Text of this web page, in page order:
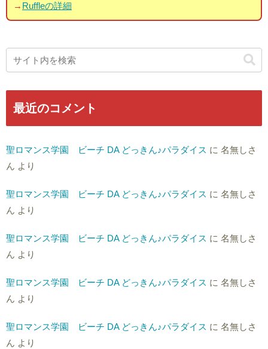
→ Ruffleの詳細
最近のコメント
聖ロマンス学園 ビーチ DA どっきん♪パラダイス に 名無しさ
ん より
聖ロマンス学園 ビーチ DA どっきん♪パラダイス に 名無しさ
ん より
聖ロマンス学園 ビーチ DA どっきん♪パラダイス に 名無しさ
ん より
聖ロマンス学園 ビーチ DA どっきん♪パラダイス に 名無しさ
ん より
聖ロマンス学園 ビーチ DA どっきん♪パラダイス に 名無しさ
ん より